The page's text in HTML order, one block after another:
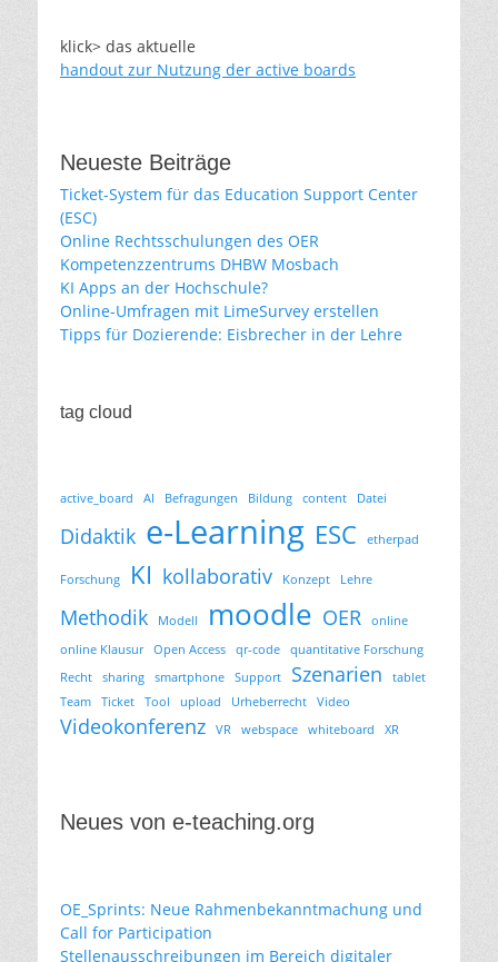
klick> das aktuelle
handout zur Nutzung der active boards
Neueste Beiträge
Ticket-System für das Education Support Center
(ESC)
Online Rechtsschulungen des OER
Kompetenzzentrums DHBW Mosbach
KI Apps an der Hochschule?
Online-Umfragen mit LimeSurvey erstellen
Tipps für Dozierende: Eisbrecher in der Lehre
tag cloud
active_board AI Befragungen Bildung content Datei
Didaktik e-Learning ESC etherpad
Forschung KI kollaborativ Konzept Lehre
Methodik Modell moodle OER
online
online Klausur
Open Access qr-code
quantitative Forschung
Recht
sharing smartphone Support Szenarien
tablet
Team
Ticket Tool upload Urheberrecht Video
Videokonferenz VR webspace whiteboard XR
Neues von e-teaching.org
OE_Sprints: Neue Rahmenbekanntmachung und
Call for Participation
Stellenausschreibungen im Bereich digitaler